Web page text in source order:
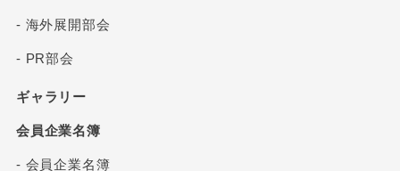
- 海外展開部会
- PR部会
ギャラリー
会員企業名簿
- 会員企業名簿